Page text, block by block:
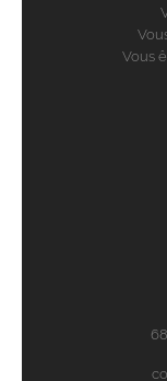
Vous